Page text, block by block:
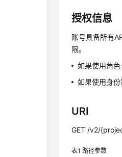
授权信息
账号具备所有
限。
如果使用角
如果使用身份
URI
GET /v2/
表1路径参数